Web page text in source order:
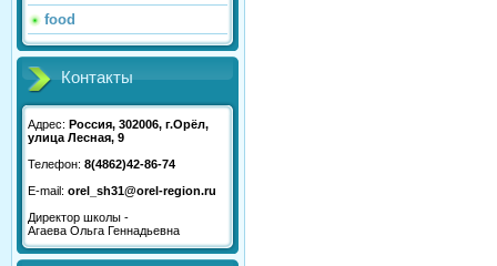
food
Контакты
Адрес: Россия, 302006, г.Орёл,
улица Лесная, 9
Телефон: 8(4862)42-86-74
E-mail: orel_sh31@orel-region.ru
Директор школы -
Агаева Ольга Геннадьевна